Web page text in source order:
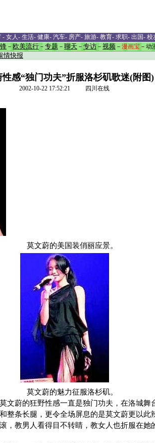
- 女人- 生活- 健康- 汽车- 房产- 旅游- 教育- 求职- 出国- 校
－ 欧美流行 － 专题 － 聊天 － 专访 － 视频 － 漫画宝 － 动
情快报
性感“独门功夫”折服洛杉矶歌迷(附图)
2002-10-22 17:52:21 四川在线
莫文蔚的美国装俏丽应景。
莫文蔚的魅力征服洛杉矶。
蔚的狂野性感一直是独门功夫，在洛城舞
整条长腿，更令全场屏息的是莫文蔚更以此
，教男人看得目不转睛，教女人也折服在她